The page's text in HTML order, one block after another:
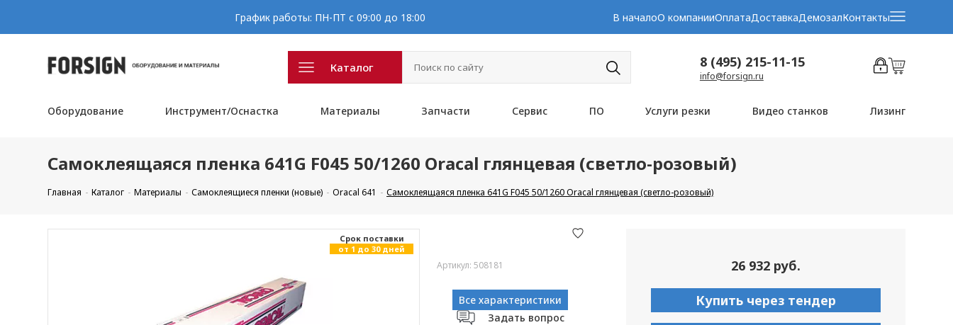
График работы: ПН-ПТ с 09:00 до 18:00 В началоО компанииОплатаДоставкаДемозалКонтакты
Каталог 8 (495) 215-11-15
info@forsign.ru
Оборудование Инструмент/Оснастка Материалы Запчасти Сервис ПО Услуги резки Видео станков Лизинг
Самоклеящаяся пленка 641G F045 50/1260 Oracal глянцевая (светло-розовый)
Главная Каталог Материалы Самоклеящиеся пленки (новые) Oracal 641 Самоклеящаяся пленка 641G F045 50/1260 Oracal глянцевая (светло-розовый)
Cрок поставки
от 1 до 30 дней
Артикул: 508181
Все характеристики
Задать вопрос
26 932 руб.
Купить через тендер